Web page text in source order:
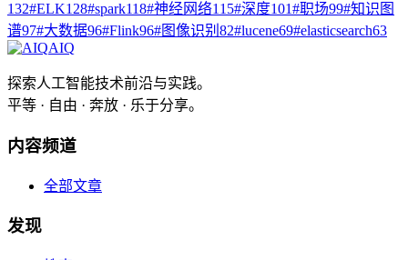
132#ELK128#spark118#神经网络115#深度101#职场99#知识图
谱97#大数据96#Flink96#图像识别 82#lucene69#elasticsearch63
AIQ
探索人工智能技术前沿与实践。
平等 · 自由 · 奔放 · 乐于分享。
内容频道
全部文章
发现